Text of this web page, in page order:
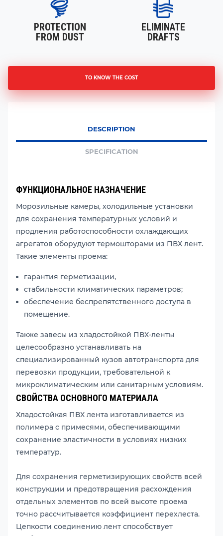
PROTECTION
FROM DUST
ELIMINATE
DRAFTS
TO KNOW THE COST
DESCRIPTION
SPECIFICATION
ФУНКЦИОНАЛЬНОЕ НАЗНАЧЕНИЕ
Морозильные камеры, холодильные установки
для сохранения температурных условий и
продления работоспособности охлаждающих
агрегатов оборудуют термошторами из ПВХ лент.
Такие элементы проема:
гарантия герметизации,
стабильности климатических параметров;
обеспечение беспрепятственного доступа в
помещение.
Также завесы из хладостойкой ПВХ-ленты
целесообразно устанавливать на
специализированный кузов автотранспорта для
перевозки продукции, требовательной к
микроклиматическим или санитарным условиям.
СВОЙСТВА ОСНОВНОГО МАТЕРИАЛА
Хладостойкая ПВХ лента изготавливается из
полимера с примесями, обеспечивающими
сохранение эластичности в условиях низких
температур.
Для сохранения герметизирующих свойств всей
конструкции и предотвращения расхождения
отдельных элементов по всей высоте проема
точно рассчитывается коэффициент перехлеста.
Цепкости соединению лент способствует